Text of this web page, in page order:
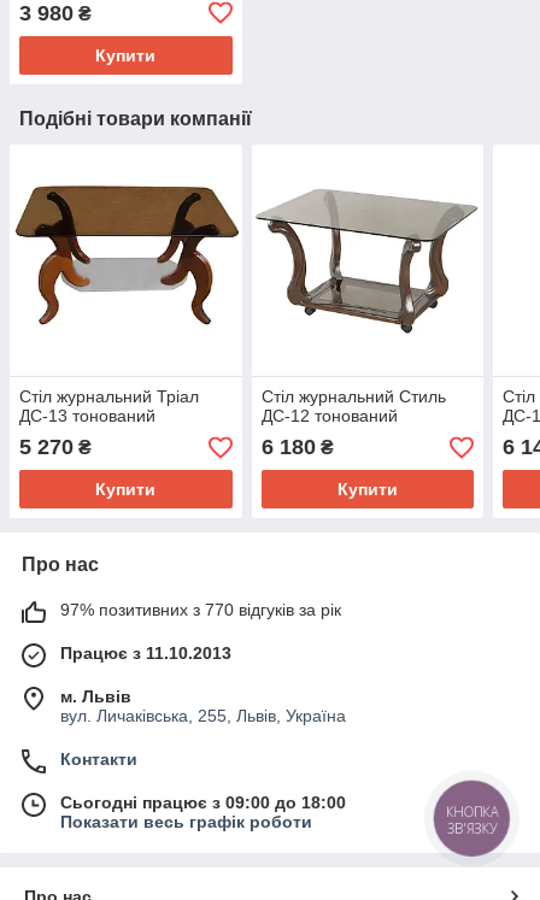
3 980 ₴
Купити
Подібні товари компанії
Стіл журнальний Тріал
ДС-13 тонований
5 270 ₴
Купити
Стіл журнальний Стиль
ДС-12 тонований
6 180₴
Купити
ДС-
6
Про нас
97% позитивних з 770 відгуків за рік
Працює з 11.10.2013
м. Львів
вул. Личаківська, 255, Львів, Україна
Контакти
Сьогодні працює з 09:00 до 18:00
Показати весь графік роботи
КНОПКА
ЗВ'ЯЗКУ